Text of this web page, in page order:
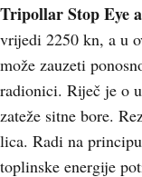
Tripollar Stop Eye
vrijedi 2250 kn, a u
može zauzeti
radionici. Riječ je o
zateže sitne bore.
lica. Radi na
toplinske energije